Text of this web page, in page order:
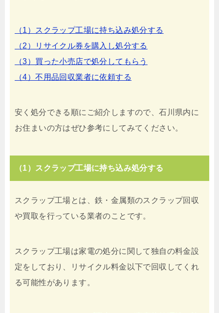
（1）スクラップ工場に持ち込み処分する
（2）リサイクル券を購入し処分する
（3）買った小売店で処分してもらう
（4）不用品回収業者に依頼する
安く処分できる順にご紹介しますので、石川県内に
お住まいの方はぜひ参考にしてみてください。
（1）スクラップ工場に持ち込み処分する
スクラップ工場とは、鉄・金属類のスクラップ回収
や買取を行っている業者のことです。
スクラップ工場は家電の処分に関して独自の料金設
定をしており、リサイクル料金以下で回収してくれ
る可能性があります。